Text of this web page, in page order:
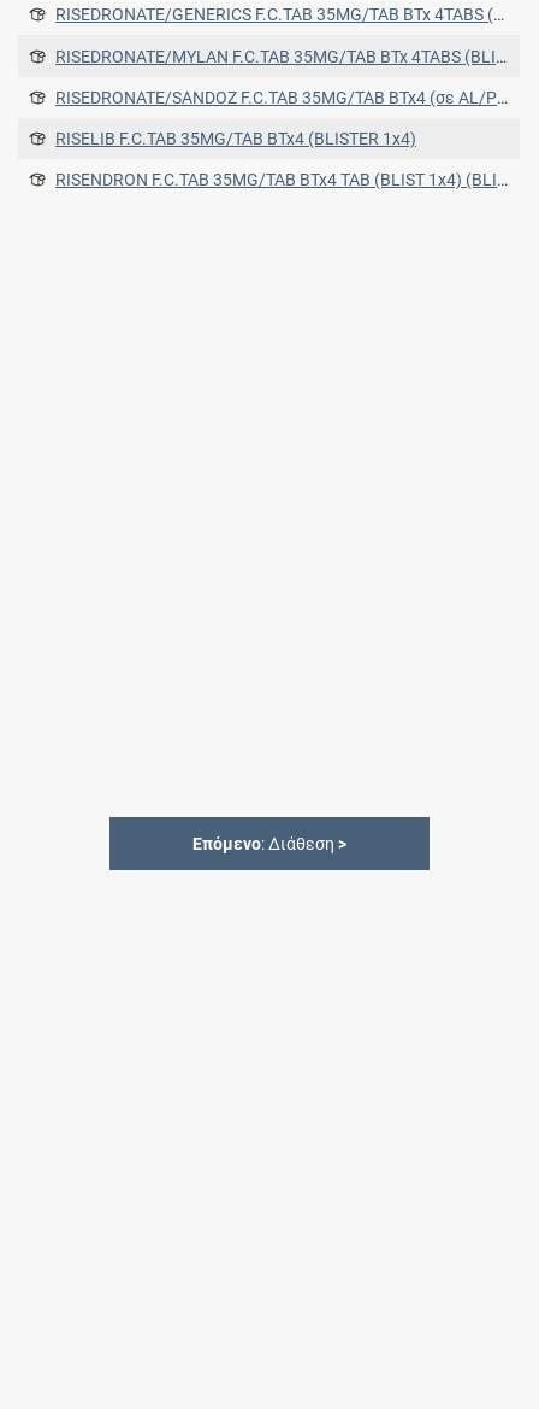
RISEDRONATE/GENERICS F.C.TAB 35MG/TAB BTx 4TABS (BLIST1x4) PVC/PE/PVDC/ALUM.FOIL
RISEDRONATE/MYLAN F.C.TAB 35MG/TAB BTx 4TABS (BLIST1x4) PVC/PE/PVDC/ALUM.FOIL
RISEDRONATE/SANDOZ F.C.TAB 35MG/TAB BTx4 (σε AL/PVC blisters) (σε AL/PVC blisters)
RISELIB F.C.TAB 35MG/TAB BTx4 (BLISTER 1x4)
RISENDRON F.C.TAB 35MG/TAB BTx4 TAB (BLIST 1x4) (BLIST 1x4)
Επόμενο: Διάθεση >